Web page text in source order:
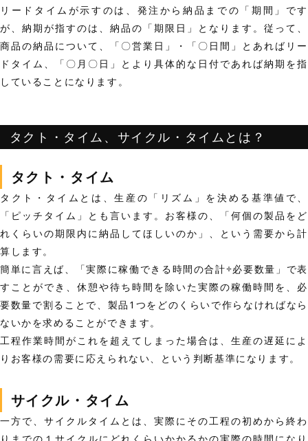
リードタイムが示すのは、発注から納品までの「期間」です
が、納期が指すのは、納品の「期限日」 となります。従って、
商品の納品について、
「〇営業日」・「〇日間」とあればリー
ドタイム、
「〇月〇日」とより具体的な日付であれば納期を指
していることになります。
タクト・タイム、サイクル・タイムとは？
タクト・タイム
タクト・タイムとは、生産の「リズム」を決める基準値で、
「ピッチタイム」とも言います。 お客様の、「何個の製品をど
れくらいの期限内に納品してほしいのか」、という需要から計
算します。
簡単に言えば、
「実際に稼働できる時間の合計÷必要数量」 で表
すことができ、休憩や待ち時間を除いた実際の稼働時間を、必
要数量で割ることで、 製品1つをどのくらいで作らなければなら
ないかを求めることができます。
工程作業時間がこれを超えてしまった場合は、生産の遅延によ
りお客様の需要に応えられない、という判断基準になります。
サイクル・タイム
一方で、サイクルタイムとは、実際にその工程の初めから終わ